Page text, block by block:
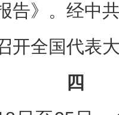
告》。经中
开全国代表
四